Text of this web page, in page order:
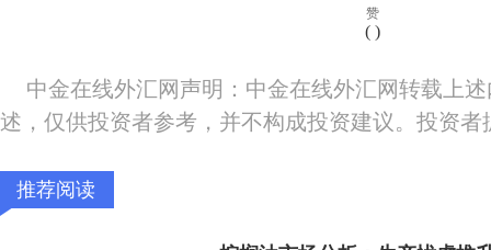
赞
( )
中金在线外汇网声明：中金在线外汇网转载上
述，仅供投资者参考，并不构成投资建议。投资
推荐阅读